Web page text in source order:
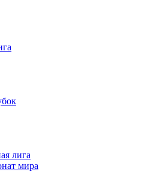
лига
мира